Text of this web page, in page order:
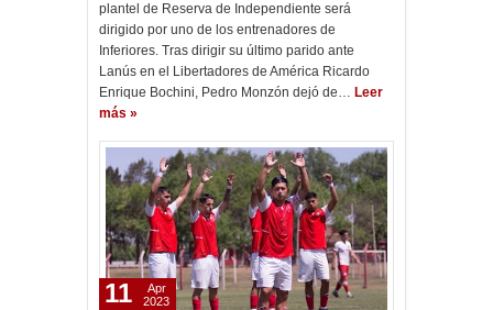
plantel de Reserva de Independiente será
dirigido por uno de los entrenadores de
Inferiores. Tras dirigir su último parido ante
Lanús en el Libertadores de América Ricardo
Enrique Bochini, Pedro Monzón dejó de… Leer
más »
11
Apr
2023